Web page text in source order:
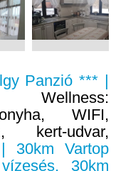
Panzió *** |
Wellness:
WIFI,
kert-udvar,
Vartop
30km